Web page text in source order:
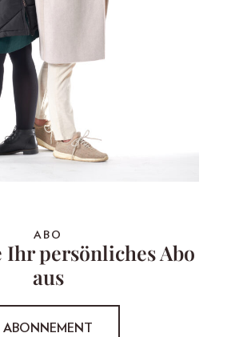
ABO
Ihr persönliches Abo
aus
ABONNEMENT